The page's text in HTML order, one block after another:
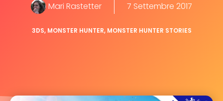
Mari Rastetter 7 Settembre 2017
3DS, MONSTER HUNTER, MONSTER HUNTER STORIES